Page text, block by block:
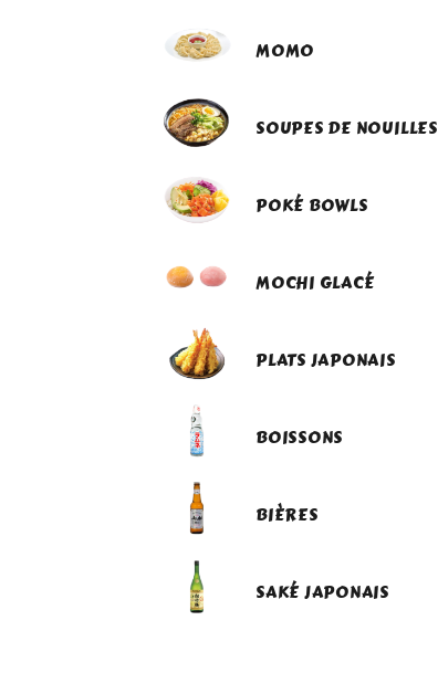
MOMO
SOUPES DE NOUILLES
POKÉ BOWLS
MOCHI GLACÉ
PLATS JAPONAIS
BOISSONS
BIÈRES
SAKÉ JAPONAIS